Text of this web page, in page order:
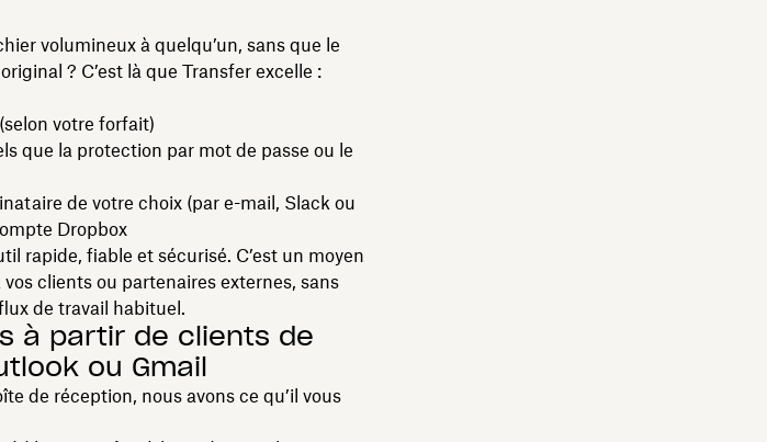
volumineux à quelqu’un, sans que le
? C’est là que Transfer excelle :
votre forfait)
que la protection par mot de passe ou le
de votre choix (par e-mail, Slack ou
Dropbox
rapide, fiable et sécurisé. C’est un moyen
clients ou partenaires externes, sans
de travail habituel.
à partir de clients de
ou Gmail
de réception, nous avons ce qu’il vous